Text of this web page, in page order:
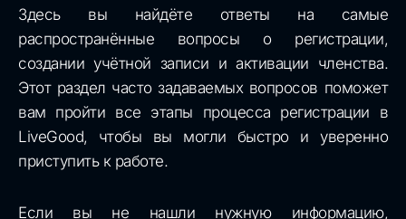
Здесь вы найдёте ответы на самые
распространённые вопросы о регистрации,
создании учётной записи и активации членства.
Этот раздел часто задаваемых вопросов поможет
вам пройти все этапы процесса регистрации в
LiveGood, чтобы вы могли быстро и уверенно
приступить к работе.
Если вы не нашли нужную информацию,